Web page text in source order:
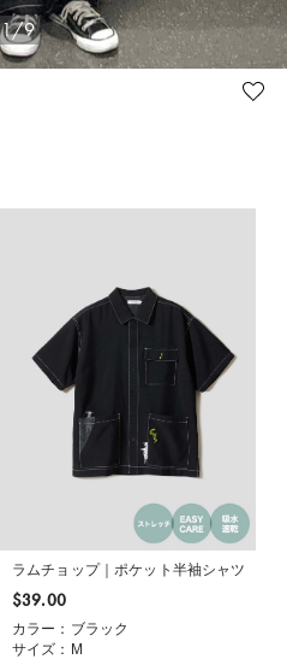
1/9
ラムチョップ｜ポケット半袖シャツ
$‌39.00
カラー：ブラック
サイズ：M